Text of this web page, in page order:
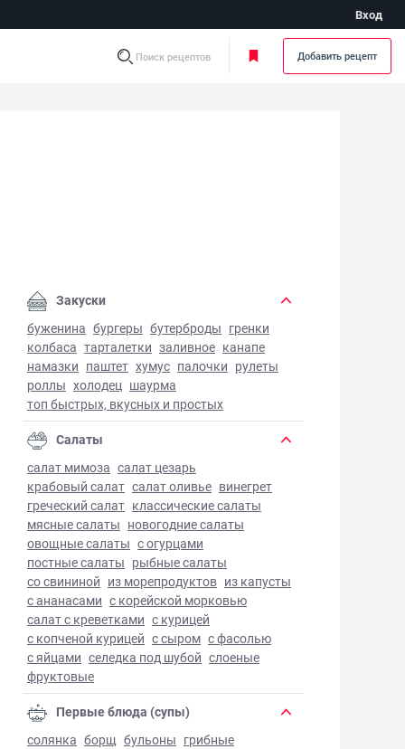
Вход
Поиск рецептов Добавить рецепт
чизкейк - фото готового блюда
Закуски
буженина бургеры бутерброды гренки
колбаса тарталетки заливное канапе
намазки паштет хумус палочки рулеты
роллы холодец шаурма
топ быстрых, вкусных и простых
Салаты
салат мимоза салат цезарь
крабовый салат салат оливье винегрет
греческий салат классические салаты
мясные салаты новогодние салаты
овощные салаты с огурцами
постные салаты рыбные салаты
со свининой из морепродуктов из капусты
с ананасами с корейской морковью
салат с креветками с курицей
с копченой курицей с сыром с фасолью
с яйцами селедка под шубой слоеные
фруктовые
Первые блюда (супы)
солянка борщ бульоны грибные